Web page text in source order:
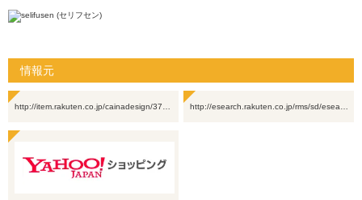
情報元
http://item.rakuten.co.jp/cainadesign/37… http://esearch.rakuten.co.jp/rms/sd/esea…